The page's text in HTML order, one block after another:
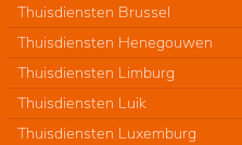
Thuisdiensten Brussel
Thuisdiensten Henegouwen
Thuisdiensten Limburg
Thuisdiensten Luik
Thuisdiensten Luxemburg